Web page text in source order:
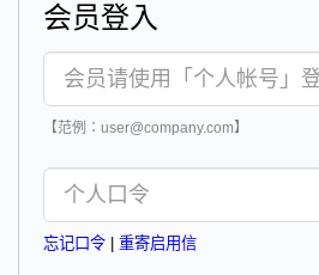
会员登入
【范例：user@company.com】
忘记口令 重寄启用信